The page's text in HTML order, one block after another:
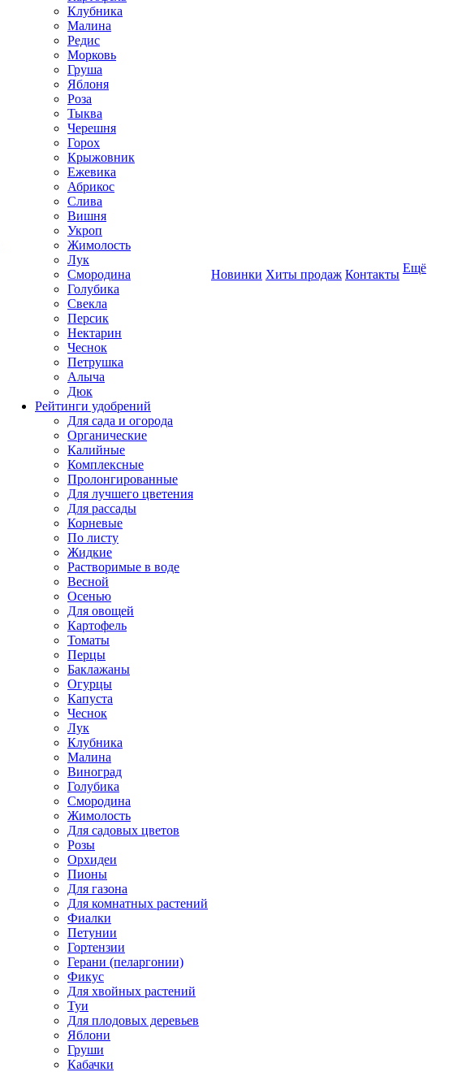
Клубника
Малина
Редис
Морковь
Груша
Яблоня
Роза
Тыква
Черешня
Горох
Крыжовник
Ежевика
Абрикос
Слива
Вишня
Укроп
Жимолость
Лук
Смородина
Голубика
Свекла
Персик
Нектарин
Чеснок
Петрушка
Алыча
Дюк
Рейтинги удобрений
Для сада и огорода
Органические
Калийные
Комплексные
Пролонгированные
Для лучшего цветения
Для рассады
Корневые
По листу
Жидкие
Растворимые в воде
Весной
Осенью
Для овощей
Картофель
Томаты
Перцы
Баклажаны
Огурцы
Капуста
Чеснок
Лук
Клубника
Малина
Виноград
Голубика
Смородина
Жимолость
Для садовых цветов
Розы
Орхидеи
Пионы
Для газона
Для комнатных растений
Фиалки
Петунии
Гортензии
Герани (пеларгонии)
Фикус
Для хвойных растений
Туи
Для плодовых деревьев
Яблони
Груши
Кабачки
Новинки Хиты продаж Контакты Ещё